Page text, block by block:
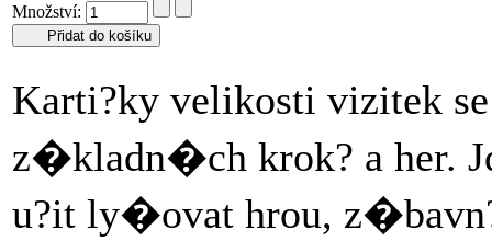
Množství:
Karti?ky velikosti vizitek
z�kladn�ch krok? a her.
u?it ly�ovat hrou,